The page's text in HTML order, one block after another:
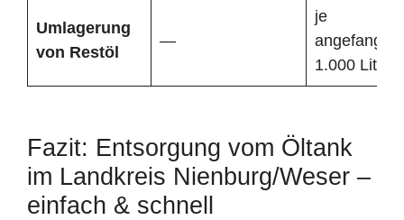
Umlagerung
von Restöl
—
je
1.000 Liter
Fazit: Entsorgung vom Öltank
im Landkreis Nienburg/Weser –
einfach & schnell